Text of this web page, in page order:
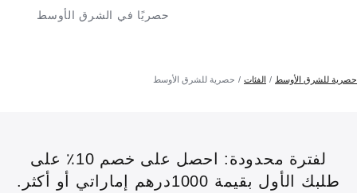
حصريًا في الشرق الأوسط
حصرية للشرق الأوسط الفئات حصرية للشرق الأوسط
لفترة محدودة: احصل على خصم 10٪ على
طلبك الأول بقيمة 1000درهم إماراتي أو أكثر.